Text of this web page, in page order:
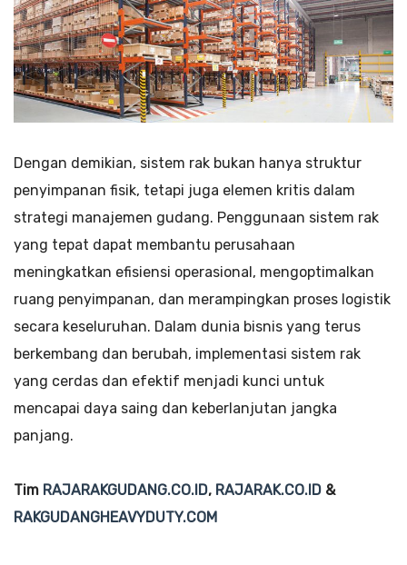
Dengan demikian, sistem rak bukan hanya struktur
penyimpanan fisik, tetapi juga elemen kritis dalam
strategi manajemen gudang. Penggunaan sistem rak
yang tepat dapat membantu perusahaan
meningkatkan efisiensi operasional, mengoptimalkan
ruang penyimpanan, dan merampingkan proses logistik
secara keseluruhan. Dalam dunia bisnis yang terus
berkembang dan berubah, implementasi sistem rak
yang cerdas dan efektif menjadi kunci untuk
mencapai daya saing dan keberlanjutan jangka
panjang.
Tim RAJARAKGUDANG.CO.ID, RAJARAK.CO.ID &
RAKGUDANGHEAVYDUTY.COM